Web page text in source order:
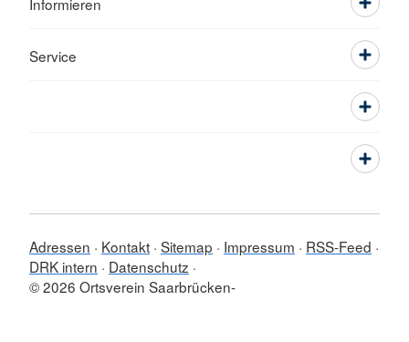
Service
Adressen Kontakt Sitemap Impressum
RSS-Feed
DRK intern
Datenschutz
© 2026 Ortsverein Saarbrücken-